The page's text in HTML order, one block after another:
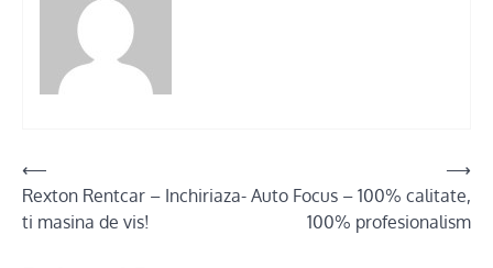
Post
navigation
⟵
Rexton Rentcar – Inchiriaza-
ti masina de vis!
Auto Focus – 100% calitate,
100% profesionalism
⟶